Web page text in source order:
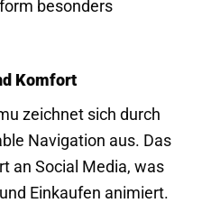
besonders
Komfort
zeichnet sich durch
Navigation aus. Das
an Social Media, was
Einkaufen animiert.